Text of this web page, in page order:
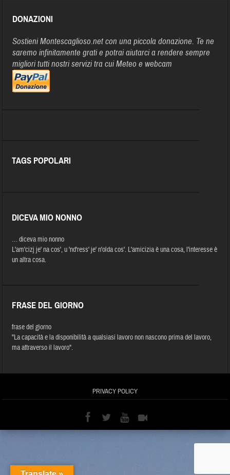
DONAZIONI
Sostieni Montescaglioso.net con una piccola donazione. Te ne
saremo infinitamente grati e potrai aiutarci a rendere sempre
migliori tutti nostri servizi tra cui Meteo e webcam
TAGS POPOLARI
DICEVA MIO NONNO
… diceva mio nonno
L'am'cizj je' na cos', u 'nd'ress' je' n'olda cos'. L'amicizia è una cosa, l'interesse è
un altra cosa.
FRASE DEL GIORNO
frase del giorno
"La capacità e la disponibilità a qualsiasi lavoro non nascono prima del lavoro,
ma attraverso il lavoro".
PRIVACY POLICY